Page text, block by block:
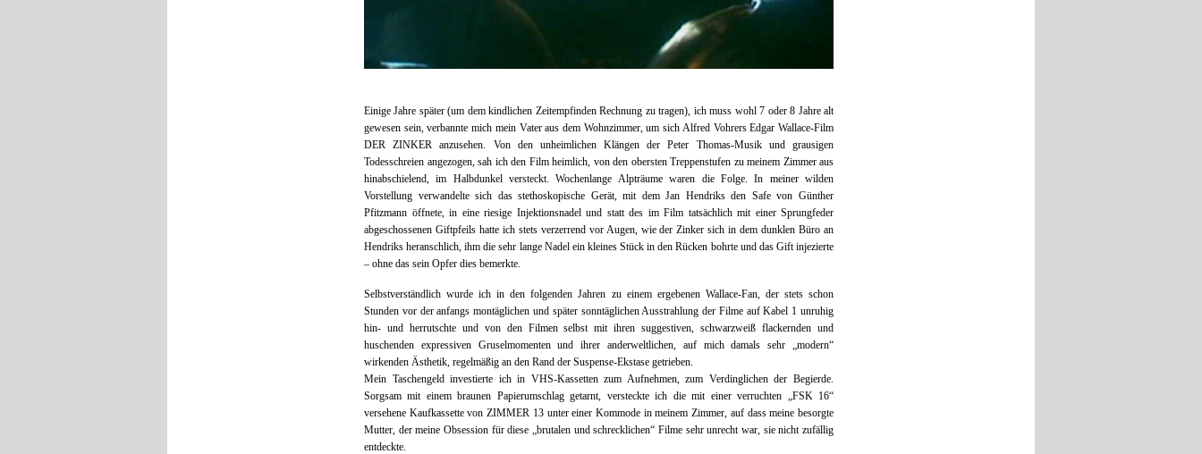
Einige Jahre später (um dem kindlichen Zeitempfinden Rechnung zu tragen), ich muss wohl 7 oder 8 Jahre alt
gewesen sein, verbannte mich mein Vater aus dem Wohnzimmer, um sich Alfred Vohrers Edgar Wallace-Film
DER ZINKER anzusehen. Von den unheimlichen Klängen der Peter Thomas-Musik und grausigen
Todesschreien angezogen, sah ich den Film heimlich, von den obersten Treppenstufen zu meinem Zimmer aus
hinabschielend, im Halbdunkel versteckt. Wochenlange Alpträume waren die Folge. In meiner wilden
Vorstellung verwandelte sich das stethoskopische Gerät, mit dem Jan Hendriks den Safe von Günther
Pfitzmann öffnete, in eine riesige Injektionsnadel und statt des im Film tatsächlich mit einer Sprungfeder
abgeschossenen Giftpfeils hatte ich stets verzerrend vor Augen, wie der Zinker sich in dem dunklen Büro an
Hendriks heranschlich, ihm die sehr lange Nadel ein kleines Stück in den Rücken bohrte und das Gift injezierte
– ohne das sein Opfer dies bemerkte.
Selbstverständlich wurde ich in den folgenden Jahren zu einem ergebenen Wallace-Fan, der stets schon
Stunden vor der anfangs montäglichen und später sonntäglichen Ausstrahlung der Filme auf Kabel 1 unruhig
hin- und herrutschte und von den Filmen selbst mit ihren suggestiven, schwarzweiß flackernden und
huschenden expressiven Gruselmomenten und ihrer anderweltlichen, auf mich damals sehr „modern“
wirkenden Ästhetik, regelmäßig an den Rand der Suspense-Ekstase getrieben.
Mein Taschengeld investierte ich in VHS-Kassetten zum Aufnehmen, zum Verdinglichen der Begierde.
Sorgsam mit einem braunen Papierumschlag getarnt, versteckte ich die mit einer verruchten „FSK 16“
versehene Kaufkassette von ZIMMER 13 unter einer Kommode in meinem Zimmer, auf dass meine besorgte
Mutter, der meine Obsession für diese „brutalen und schrecklichen“ Filme sehr unrecht war, sie nicht zufällig
entdeckte.